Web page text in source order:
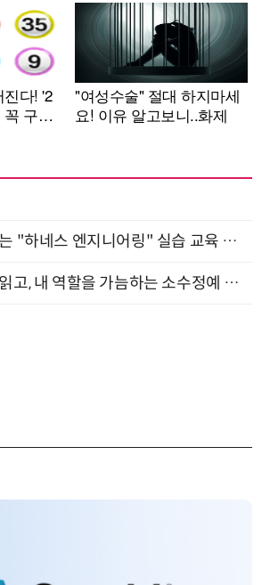
현업에서 바로 쓰는 "하네스 엔지니어링" 실습 교육 워크숍 8월 20일 개최
글로벌 트렌드를 읽고, 내 역할을 가늠하는 소수정예 실습 워크숍 (8/28)